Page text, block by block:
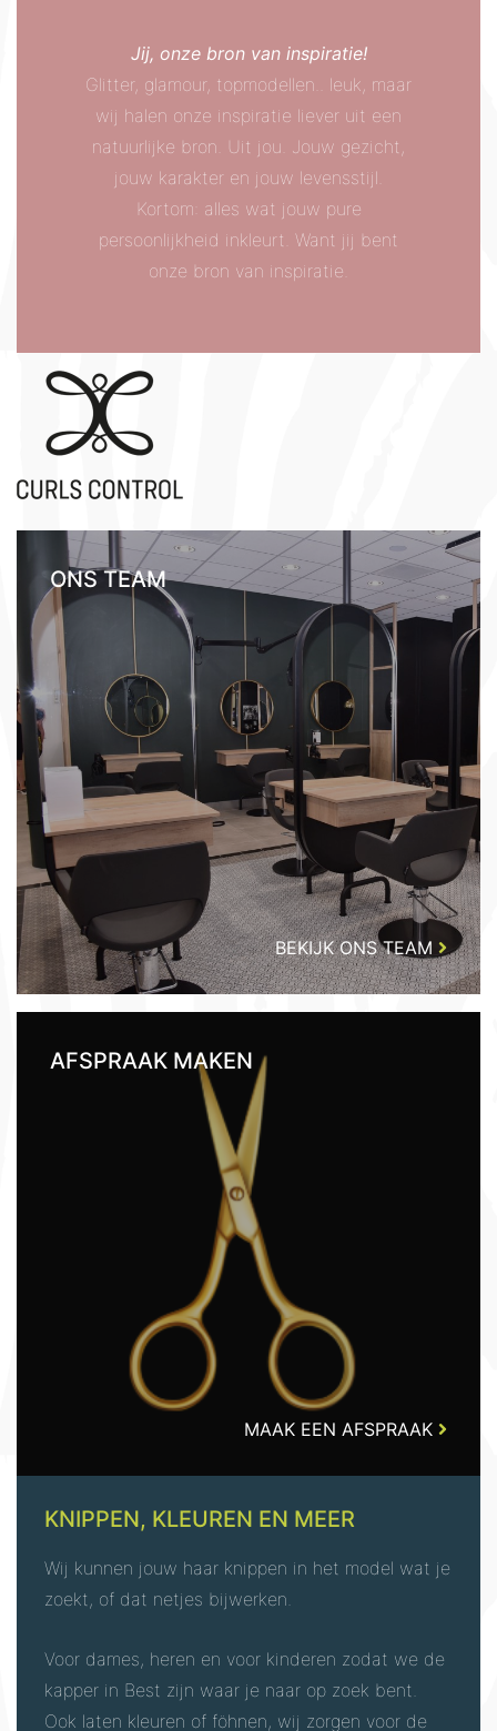
Jij, onze bron van inspiratie!
Glitter, glamour, topmodellen.. leuk, maar
wij halen onze inspiratie liever uit een
natuurlijke bron. Uit jou. Jouw gezicht,
jouw karakter en jouw levensstijl.
Kortom: alles wat jouw pure
persoonlijkheid inkleurt. Want jij bent
onze bron van inspiratie.
ONS TEAM
BEKIJK ONS TEAM
AFSPRAAK MAKEN
MAAK EEN AFSPRAAK
KNIPPEN, KLEUREN ​EN MEER
Wij kunnen jouw haar knippen in het model wat je
zoekt, of dat netjes bijwerken.
Voor dames, heren en voor kinderen zodat we de
kapper in Best zijn waar je naar op zoek bent.
Ook laten kleuren of föhnen, wij zorgen voor de